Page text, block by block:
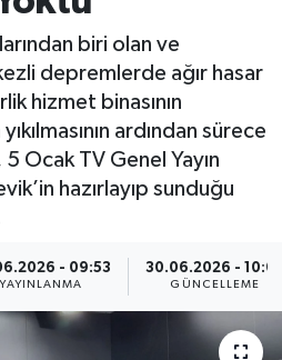
biri olan ve
depremlerde ağır hasar
hizmet binasının
ardından sürece
Ocak TV Genel Yayın
hazırlayıp sunduğu
- 09:53
YAYINLANMA
30.06.2026 -
GÜNCELLEME